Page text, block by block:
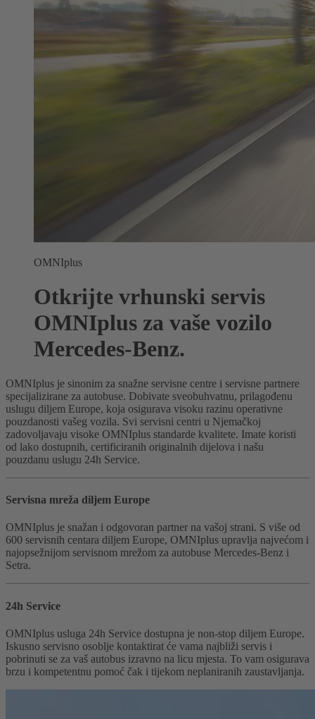
OMNIplus
Otkrijte vrhunski servis
OMNIplus za vaše vozilo
Mercedes-Benz.
OMNIplus je sinonim za snažne servisne centre i servisne partnere
specijalizirane za autobuse. Dobivate sveobuhvatnu, prilagođenu
uslugu diljem Europe, koja osigurava visoku razinu operativne
pouzdanosti vašeg vozila. Svi servisni centri u Njemačkoj
zadovoljavaju visoke OMNIplus standarde kvalitete. Imate koristi
od lako dostupnih, certificiranih originalnih dijelova i našu
pouzdanu uslugu 24h Service.
Servisna mreža diljem Europe
OMNIplus je snažan i odgovoran partner na vašoj strani. S više od
600 servisnih centara diljem Europe, OMNIplus upravlja najvećom i
najopsežnijom servisnom mrežom za autobuse Mercedes-Benz i
Setra.
24h Service
OMNIplus usluga 24h Service dostupna je non-stop diljem Europe.
Iskusno servisno osoblje kontaktirat će vama najbliži servis i
pobrinuti se za vaš autobus izravno na licu mjesta. To vam osigurava
brzu i kompetentnu pomoć čak i tijekom neplaniranih zaustavljanja.